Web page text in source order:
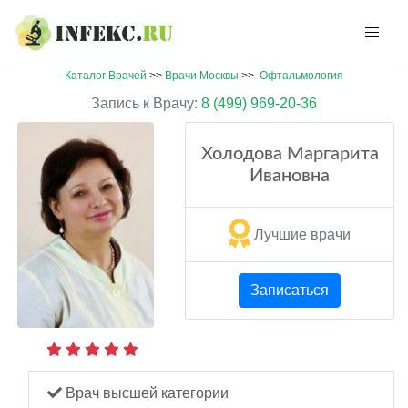
Каталог Врачей >> Врачи Москвы >> Офтальмология
Запись к Врачу: 8 (499) 969-20-36
Холодова Маргарита
Ивановна
Лучшие врачи
Записаться
Врач высшей категории